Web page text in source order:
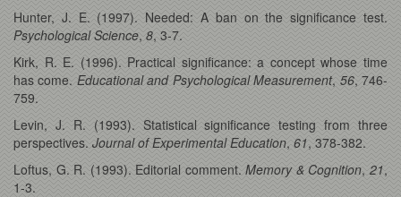
Hunter, J. E. (1997). Needed: A ban on the significance test.
Psychological Science, 8, 3-7.
Kirk, R. E. (1996). Practical significance: a concept whose time
has come. Educational and Psychological Measurement, 56, 746-
759.
Levin, J. R. (1993). Statistical significance testing from three
perspectives. Journal of Experimental Education, 61, 378-382.
Loftus, G. R. (1993). Editorial comment.Memory & Cognition,21,
1-3.